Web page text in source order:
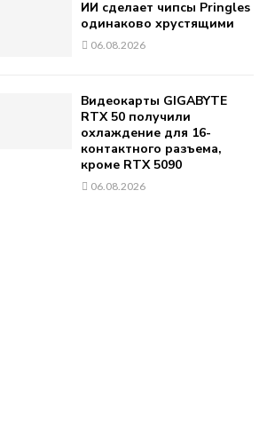
ИИ сделает чипсы Pringles
одинаково хрустящими
06.08.2026
Видеокарты GIGABYTE
RTX 50 получили
охлаждение для 16-
контактного разъема,
кроме RTX 5090
06.08.2026